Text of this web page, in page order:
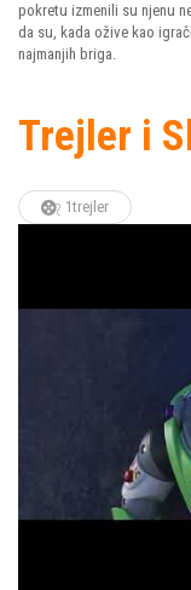
pokretu izmenili su njenu
da su, kada ožive kao
najmanjih briga.
Trejler i
1trejler